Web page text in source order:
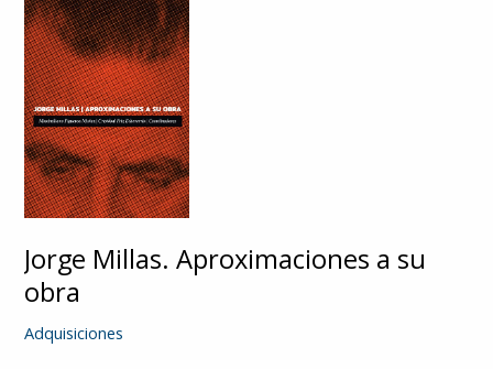
Jorge Millas. Aproximaciones a su
obra
Adquisiciones